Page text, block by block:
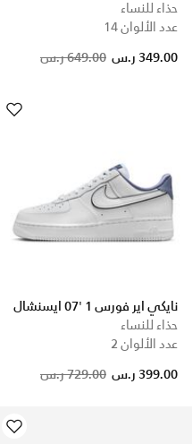
حذاء للنساء
عدد الألوان 14
Price reduced from
649.00 ر.س to 349.00 ر.س
نايكي اير فورس 1 '07 ايسنشال
حذاء للنساء
عدد الألوان 2
Price reduced from
729.00 ر.س to 399.00 ر.س